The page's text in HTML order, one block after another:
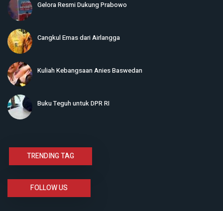
Gelora Resmi Dukung Prabowo
Cangkul Emas dari Airlangga
Kuliah Kebangsaan Anies Baswedan
Buku Teguh untuk DPR RI
TRENDING TAG
FOLLOW US